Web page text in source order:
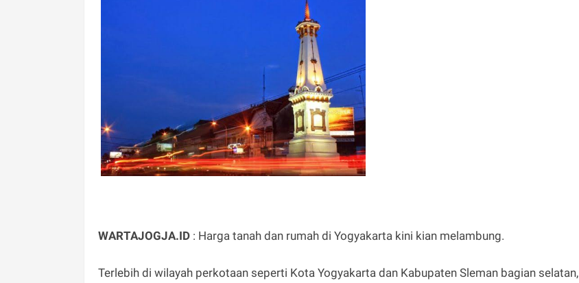
WARTAJOGJA.ID : Harga tanah dan rumah di Yogyakarta kini kian melambung.
Terlebih di wilayah perkotaan seperti Kota Yogyakarta dan Kabupaten Sleman bagian selatan,